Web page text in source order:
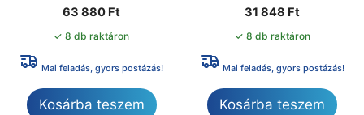
63 880 Ft
✓ 8 db raktáron
Mai feladás, gyors postázás!
Kosárba teszem
31 848 Ft
✓ 8 db raktáron
Mai feladás, gyors postázás!
Kosárba teszem